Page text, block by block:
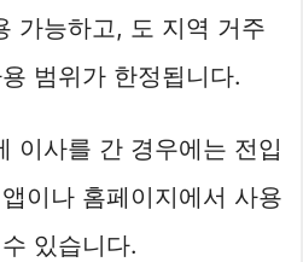
가능하고, 도 지역 거주
범위가 한정됩니다.
이사를 간 경우에는 전입
이나 홈페이지에서 사용
있습니다.